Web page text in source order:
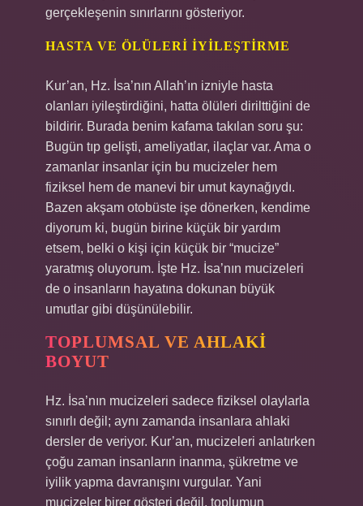
gerçekleşenin sınırlarını gösteriyor.
HASTA VE ÖLÜLERI IYILEŞTIRME
Kur’an, Hz. İsa’nın Allah’ın izniyle hasta
olanları iyileştirdiğini, hatta ölüleri dirilttiğini de
bildirir. Burada benim kafama takılan soru şu:
Bugün tıp gelişti, ameliyatlar, ilaçlar var. Ama o
zamanlar insanlar için bu mucizeler hem
fiziksel hem de manevi bir umut kaynağıydı.
Bazen akşam otobüste işe dönerken, kendime
diyorum ki, bugün birine küçük bir yardım
etsem, belki o kişi için küçük bir “mucize”
yaratmış oluyorum. İşte Hz. İsa’nın mucizeleri
de o insanların hayatına dokunan büyük
umutlar gibi düşünülebilir.
TOPLUMSAL VE AHLAKI
BOYUT
Hz. İsa’nın mucizeleri sadece fiziksel olaylarla
sınırlı değil; aynı zamanda insanlara ahlaki
dersler de veriyor. Kur’an, mucizeleri anlatırken
çoğu zaman insanların inanma, şükretme ve
iyilik yapma davranışını vurgular. Yani
mucizeler birer gösteri değil, toplumun